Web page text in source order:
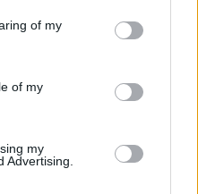
You may click to
and its third-party tags to
purposes in below Google
of my
of my
my
Advertising.
jedi képessége a Star
építették be a jelenleg
The High Republic